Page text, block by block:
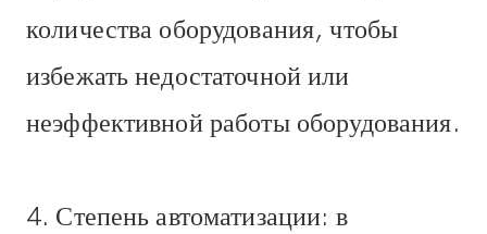
количества оборудования, чтобы
избежать недостаточной или
неэффективной работы оборудования.
4. Степень автоматизации: в